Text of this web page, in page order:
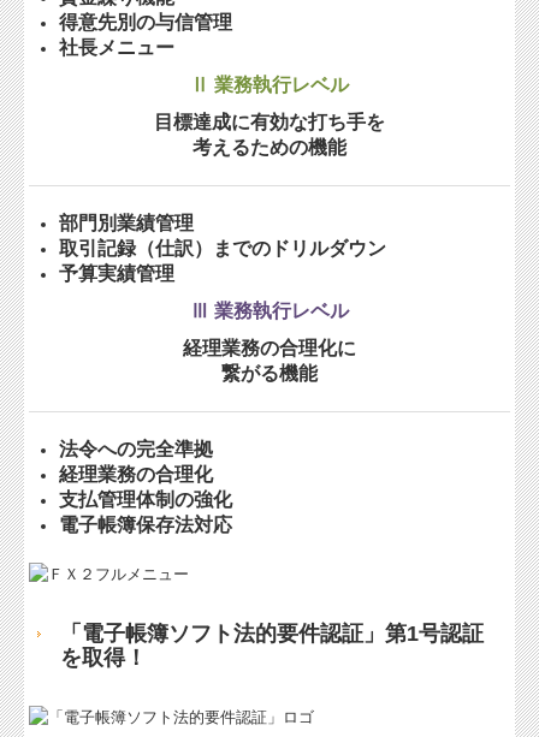
得意先別の与信管理
社長メニュー
Ⅱ 業務執行レベル
目標達成に有効な打ち手を
考えるための機能
部門別業績管理
取引記録（仕訳）までのドリルダウン
予算実績管理
Ⅲ 業務執行レベル
経理業務の合理化に
繋がる機能
法令への完全準拠
経理業務の合理化
支払管理体制の強化
電子帳簿保存法対応
「電子帳簿ソフト法的要件認証」第1号認証
を取得！